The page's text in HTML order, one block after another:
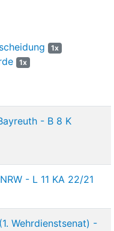
1x
1x
- B 8 K
- L 11 KA 22/21
Wehrdienstsenat) -